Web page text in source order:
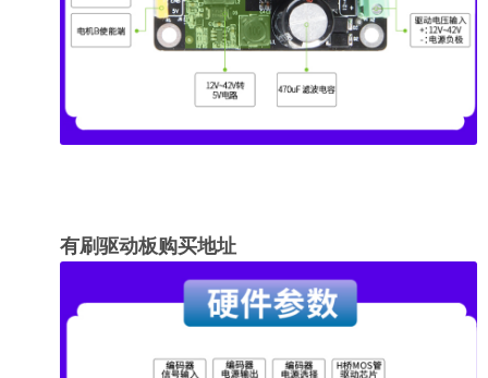
有刷驱动板购买地址